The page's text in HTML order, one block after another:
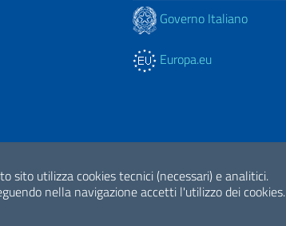
sito utilizza cookies tecnici (necessari) e analitici.
nella navigazione accetti l'utilizzo dei cookies.
Governo Italiano
Europa.eu
Dichiarazione di Accessibilità